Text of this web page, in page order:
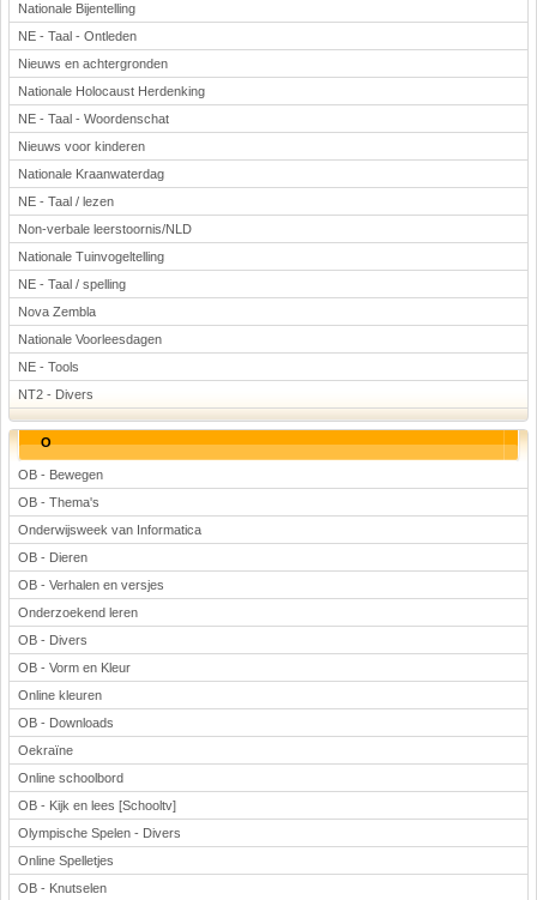
Nationale Bijentelling
NE - Taal - Ontleden
Nieuws en achtergronden
Nationale Holocaust Herdenking
NE - Taal - Woordenschat
Nieuws voor kinderen
Nationale Kraanwaterdag
NE - Taal / lezen
Non-verbale leerstoornis/NLD
Nationale Tuinvogeltelling
NE - Taal / spelling
Nova Zembla
Nationale Voorleesdagen
NE - Tools
NT2 - Divers
O
OB - Bewegen
OB - Thema's
Onderwijsweek van Informatica
OB - Dieren
OB - Verhalen en versjes
Onderzoekend leren
OB - Divers
OB - Vorm en Kleur
Online kleuren
OB - Downloads
Oekraïne
Online schoolbord
OB - Kijk en lees [Schooltv]
Olympische Spelen - Divers
Online Spelletjes
OB - Knutselen